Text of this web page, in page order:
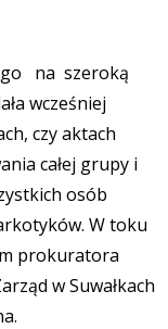
na szeroką
wcześniej
czy aktach
całej grupy i
osób
W toku
prokuratora
w Suwałkach